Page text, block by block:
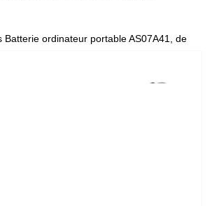
Batterie ordinateur portable AS07A41, de